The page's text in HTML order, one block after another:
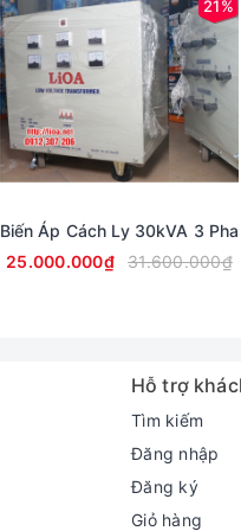
21%
Biến Áp Cách Ly 30kVA 3 Pha
25.000.000₫
31.600.000₫
Hỗ trợ
Tìm kiếm
Đăng nhập
Đăng ký
Giỏ hàng